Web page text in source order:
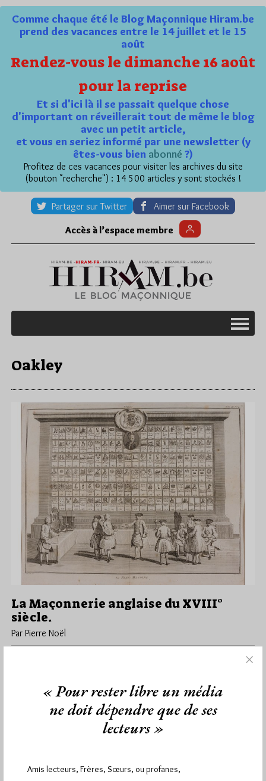
Comme chaque été le Blog Maçonnique Hiram.be
prend des vacances entre le 14 juillet et le 15
août
Rendez-vous le dimanche 16 août
pour la reprise
Et si d'ici là il se passait quelque chose
d'important on réveillerait tout de même le blog
avec un petit article,
et vous en seriez informé par une newsletter (y
êtes-vous bien abonné ?)
Profitez de ces vacances pour visiter les archives du site
(bouton "recherche") : 14 500 articles y sont stockés !
Partager sur Twitter Aimer sur Facebook
Accès à l’espace membre
Oakley
La Maçonnerie anglaise du XVIII°
siècle.
Par Pierre Noël
analysée avec finesse par Trevor Stewart (Prestonian lecture,
« Pour rester libre un média
ne doit dépendre que de ses
lecteurs »
Amis lecteurs, Frères, Sœurs, ou profanes,